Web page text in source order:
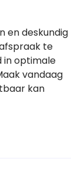
en deskundig
te
in optimale
vandaag
kan